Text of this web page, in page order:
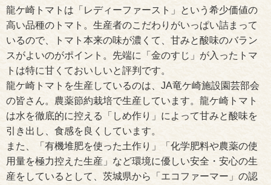
龍ケ崎トマトは「レディーファースト」という希少価値の
高い品種のトマト。生産者のこだわりがいっぱい詰まって
いるので、トマト本来の味が濃くて、甘みと酸味のバラン
スがよいのがポイント。先端に「金のすじ」が入ったトマ
トは特に甘くておいしいと評判です。
龍ケ崎トマトを生産しているのは、JA竜ケ崎施設園芸部会
の皆さん。農薬節約栽培で生産しています。龍ケ崎トマト
は水を徹底的に控える「しめ作り」によって甘みと酸味を
引き出し、食感を良くしています。
また、「有機堆肥を使った土作り」「化学肥料や農薬の使
用量を極力控えた生産」など環境に優しい安全・安心の生
産をしているとして、茨城県から「エコファーマー」の認